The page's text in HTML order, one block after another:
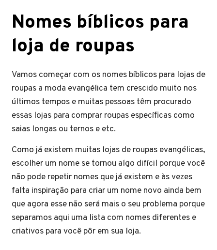
Nomes bíblicos para
loja de roupas
Vamos começar com os nomes bíblicos para lojas de
roupas a moda evangélica tem crescido muito nos
últimos tempos e muitas pessoas têm procurado
essas lojas para comprar roupas específicas como
saias longas ou ternos e etc.
Como já existem muitas lojas de roupas evangélicas,
escolher um nome se tornou algo difícil porque você
não pode repetir nomes que já existem e às vezes
falta inspiração para criar um nome novo ainda bem
que agora esse não será mais o seu problema porque
separamos aqui uma lista com nomes diferentes e
criativos para você pôr em sua loja.